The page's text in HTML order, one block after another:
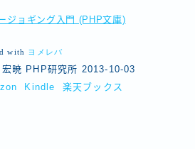
ジョギング入門 (PHP文庫)
with ヨメレバ
宏暁 PHP研究所 2013-10-03
Kindle 楽天ブックス